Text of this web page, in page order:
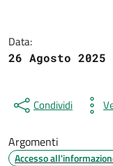
Data:
26 Agosto 2025
Condividi
Argomenti
Accesso